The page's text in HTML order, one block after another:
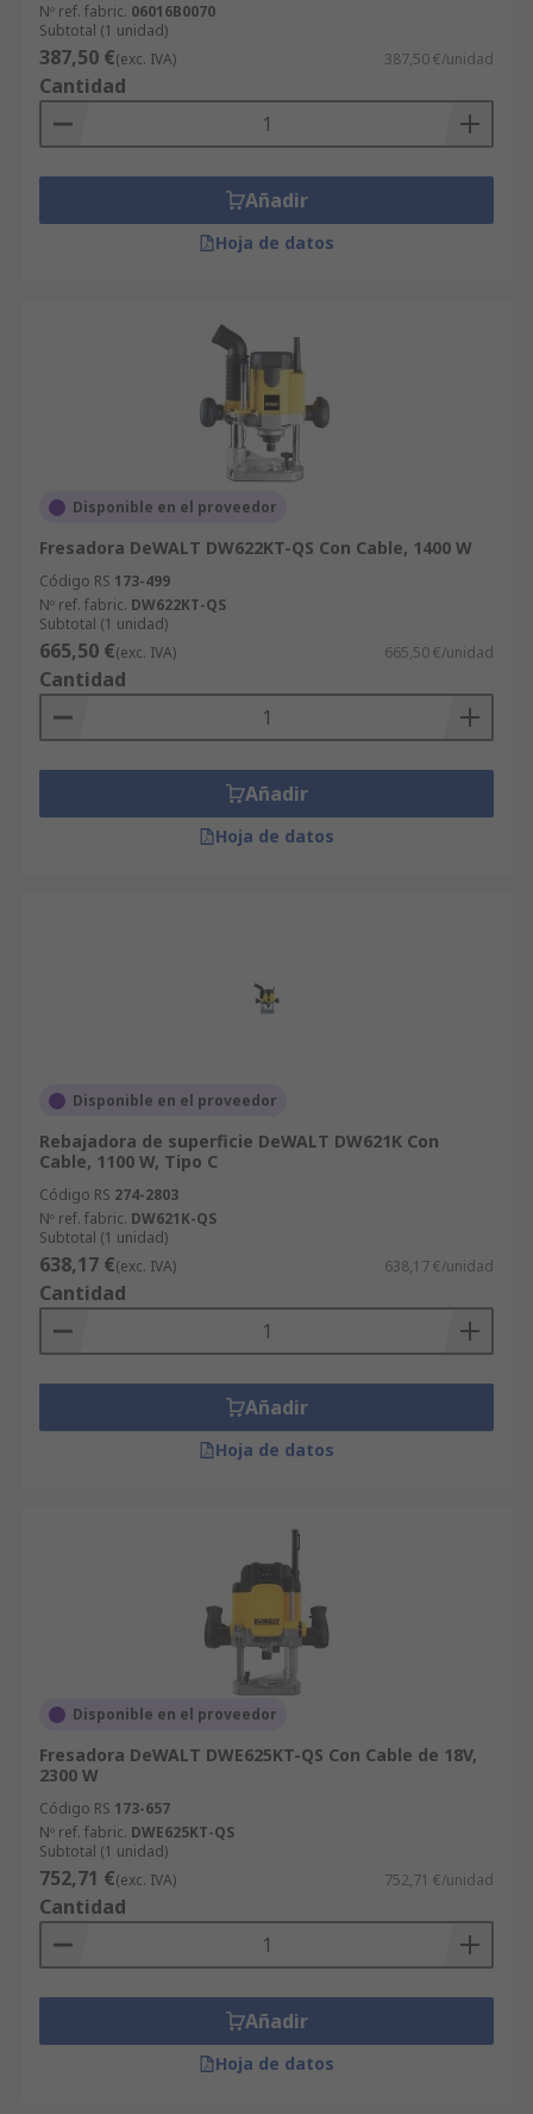
Nº ref. fabric. 06016B0070
Subtotal (1 unidad)
387,50 €(exc. IVA) 387,50 €/unidad
Cantidad
Añadir
Hoja de datos
Disponible en el proveedor
Fresadora DeWALT DW622KT-QS Con Cable, 1400 W
Código RS 173-499
Nº ref. fabric. DW622KT-QS
Subtotal (1 unidad)
665,50 €(exc. IVA) 665,50 €/unidad
Cantidad
Añadir
Hoja de datos
Disponible en el proveedor
Rebajadora de superficie DeWALT DW621K Con
Cable, 1100 W, Tipo C
Código RS 274-2803
Nº ref. fabric. DW621K-QS
Subtotal (1 unidad)
638,17 €(exc. IVA) 638,17 €/unidad
Cantidad
Añadir
Hoja de datos
Disponible en el proveedor
Fresadora DeWALT DWE625KT-QS Con Cable de 18V,
2300 W
Código RS 173-657
Nº ref. fabric. DWE625KT-QS
Subtotal (1 unidad)
752,71 €(exc. IVA) 752,71 €/unidad
Cantidad
Añadir
Hoja de datos